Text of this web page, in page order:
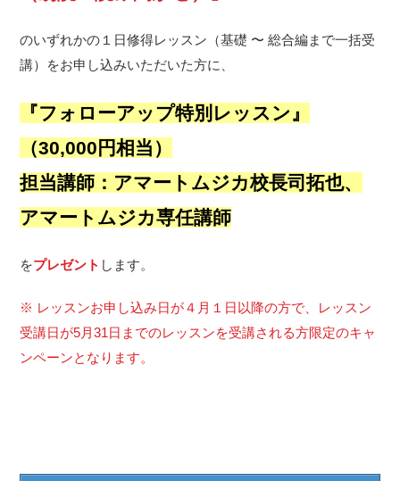
のいずれかの１日修得レッスン（基礎 〜 総合編まで一括受
講）をお申し込みいただいた方に、
『フォローアップ特別レッスン』
（30,000円相当）
担当講師：アマートムジカ校長司拓也、
アマートムジカ専任講師
をプレゼント します。
※ レッスンお申し込み日が４月１日以降の方で、レッスン
受講日が5月31日までのレッスンを受講される方限定のキャ
ンペーンとなります。